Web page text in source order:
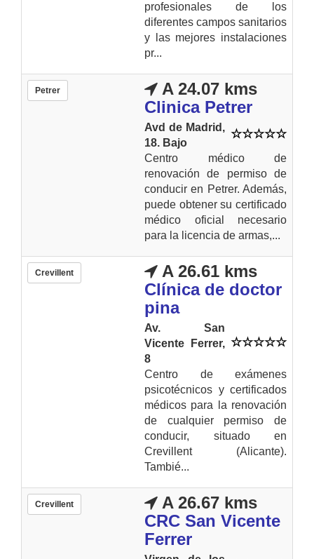
profesionales de los
diferentes campos sanitarios
y las mejores instalaciones
pr...
Petrer
A 24.07 kms
Clinica Petrer
Avd de Madrid,
18. Bajo
Centro médico de
renovación de permiso de
conducir en Petrer. Además,
puede obtener su certificado
médico oficial necesario
para la licencia de armas,...
Crevillent
A 26.61 kms
Clínica de doctor
pina
Av. San
Vicente Ferrer,
8
Centro de exámenes
psicotécnicos y certificados
médicos para la renovación
de cualquier permiso de
conducir, situado en
Crevillent (Alicante).
Tambié...
Crevillent
A 26.67 kms
CRC San Vicente
Ferrer